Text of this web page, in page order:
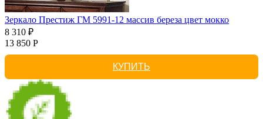
Зеркало Престиж ГМ 5991-12 массив береза цвет мокко
8 310 ₽
13 850 Р
КУПИТЬ